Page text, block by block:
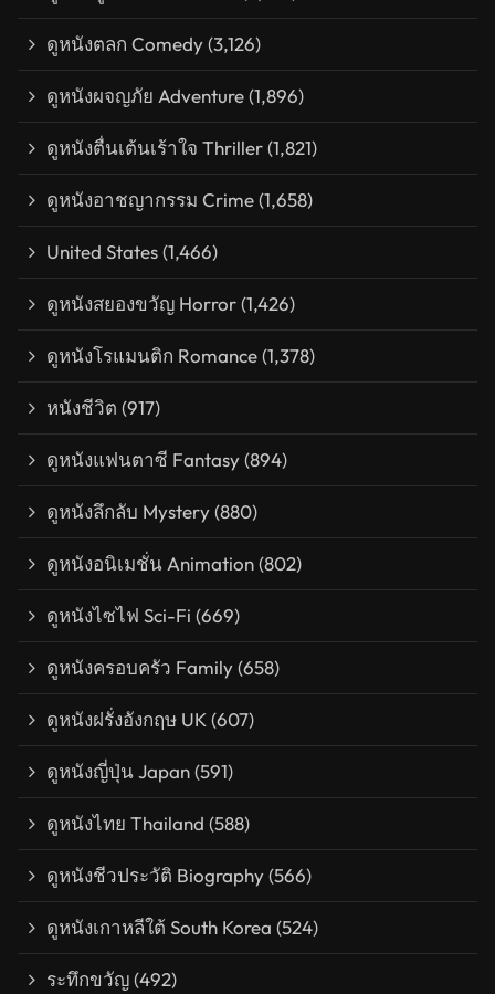
ดูหนังตลก Comedy(3,126)
ดูหนังผจญภัย Adventure(1,896)
ดูหนังตื่นเต้นเร้าใจ Thriller(1,821)
ดูหนังอาชญากรรม Crime(1,658)
United States(1,466)
ดูหนังสยองขวัญ Horror(1,426)
ดูหนังโรแมนติก Romance(1,378)
หนังชีวิต (917)
ดูหนังแฟนตาซี Fantasy(894)
ดูหนังลึกลับ Mystery(880)
ดูหนังอนิเมชั่น Animation(802)
ดูหนังไซไฟ Sci-Fi (669)
ดูหนังครอบครัว Family(658)
ดูหนังฝรั่งอังกฤษ UK(607)
ดูหนังญี่ปุ่น Japan(591)
ดูหนังไทย Thailand (588)
ดูหนังชีวประวัติ Biography(566)
ดูหนังเกาหลีใต้ South Korea (524)
ระทึกขวัญ(492)